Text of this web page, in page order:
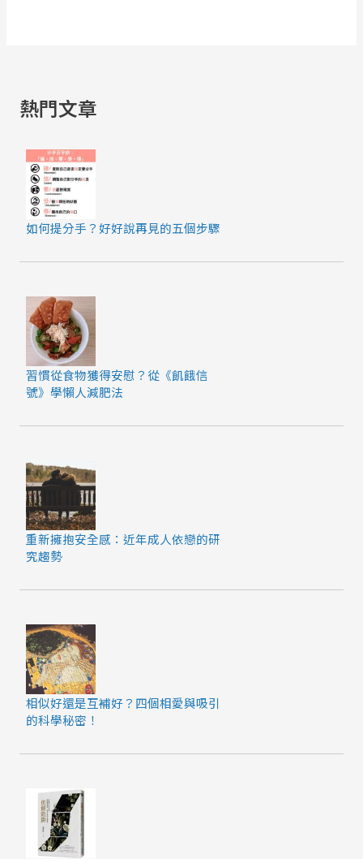
熱門文章
如何提分手？好好說再見的五個步驟
習慣從食物獲得安慰？從《飢餓信
號》學懶人減肥法
重新擁抱安全感：近年成人依戀的研
究趨勢
相似好還是互補好？四個相愛與吸引
的科學秘密！